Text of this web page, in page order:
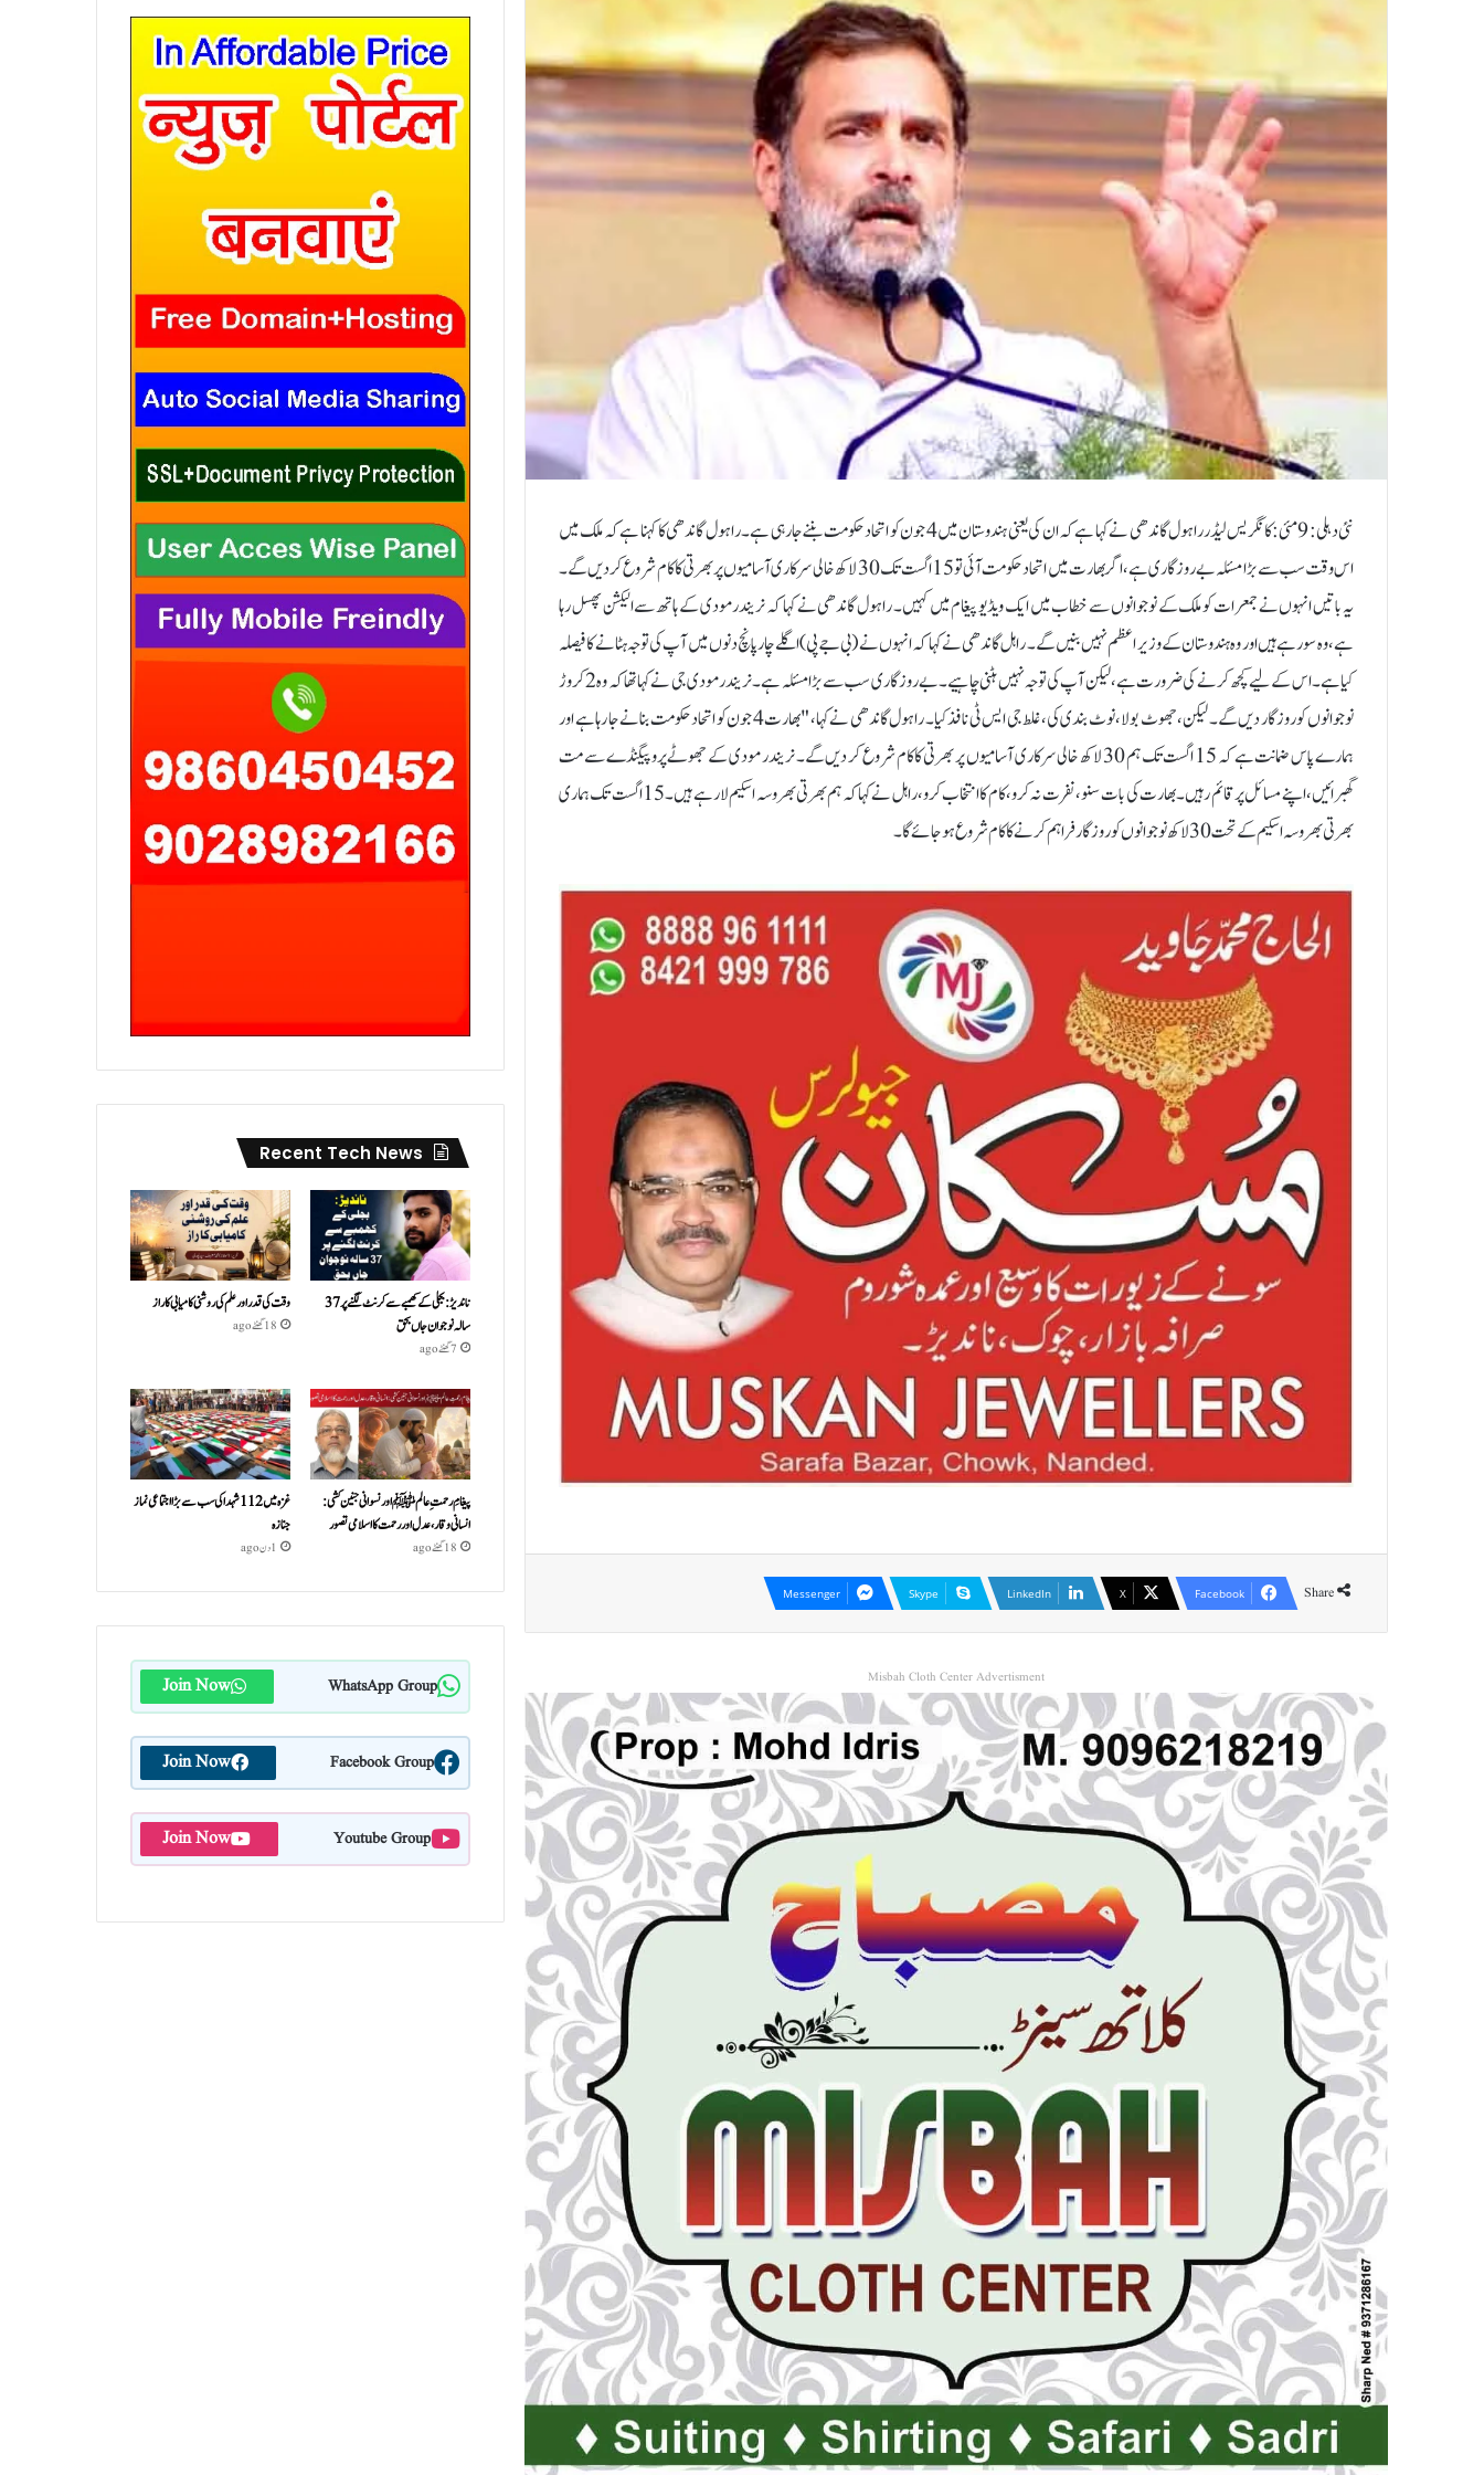
نئی دہلی: 9 مئی:کانگریس لیڈر راہول گاندھی نے کہا ہے کہ ان کی یعنی ہندوستان میں 4 جون کو اتحاد حکومت بننے جا رہی ہے۔ راہول گاندھی کا کہنا ہے کہ ملک میں
اس وقت سب سے بڑا مسئلہ بے روزگاری ہے، اگر بھارت میں اتحاد حکومت آئی تو 15 اگست تک 30 لاکھ خالی سرکاری آسامیوں پر بھرتی کا کام شروع کر دیں گے۔
یہ باتیں انہوں نے جمعرات کو ملک کے نوجوانوں سے خطاب میں ایک ویڈیو پیغام میں کہیں۔ راہول گاندھی نے کہا کہ نریندر مودی کے ہاتھ سے الیکشن پھسل رہا
ہے، وہ سو رہے ہیں اور وہ ہندوستان کے وزیر اعظم نہیں بنیں گے۔ راہل گاندھی نے کہا کہ انہوں نے (بی جے پی) اگلے چار پانچ دنوں میں آپ کی توجہ ہٹانے کا فیصلہ
کیا ہے۔ اس کے لیے کچھ کرنے کی ضرورت ہے، لیکن آپ کی توجہ نہیں ہٹنی چاہیے۔ بے روزگاری سب سے بڑا مسئلہ ہے۔ نریندر مودی جی نے کہا تھا کہ وہ 2 کروڑ
نوجوانوں کو روزگار دیں گے۔ لیکن، جھوٹ بولا، نوٹ بندی کی، غلط جی ایس ٹی نافذ کیا۔ راہول گاندھی نے کہا، "بھارت 4 جون کو اتحاد حکومت بنانے جا رہا ہے اور
ہمارے پاس ضمانت ہے کہ 15 اگست تک ہم 30 لاکھ خالی سرکاری آسامیوں پر بھرتی کا کام شروع کر دیں گے۔ نریندر مودی کے جھوٹے پروپیگنڈے سے مت
گھبرائیں، اپنے مسائل پر قائم رہیں۔ بھارت کی بات سنو، نفرت نہ کرو، کام کا انتخاب کرو، راہل نے کہا کہ ہم بھرتی بھروسہ اسکیم لا رہے ہیں۔ 15 اگست تک ہماری
بھرتی بھروسہ اسکیم کے تحت 30 لاکھ نوجوانوں کو روزگار فراہم کرنے کا کام شروع ہو جائے گا۔
Share
Facebook
X
LinkedIn
Skype
Messenger
Misbah Cloth Center Advertisment
Recent Tech News
ناندیڑ: بجلی کے کھمبے سے کرنٹ لگنے پر 37
سالہ نوجوان جاں بحق
7 گھنٹے ago
وقت کی قدر اور علم کی روشنی کامیابی کا راز
18 گھنٹے ago
پیغامِ رحمتِ عالمﷺ اور نسوانی جنین کشی:
انسانی وقار، عدل اور رحمت کا اسلامی تصور
18 گھنٹے ago
غزہ میں 112 شہدا کی سب سے بڑا اجتماعی نماز
جنازہ
1 دن ago
WhatsApp Group
Join Now
Facebook Group
Join Now
Youtube Group
Join Now